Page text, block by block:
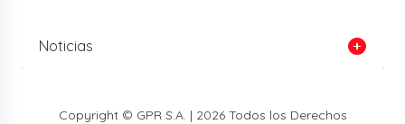
Noticias
Copyright © GPR S.A. | 2026 Todos los Derechos